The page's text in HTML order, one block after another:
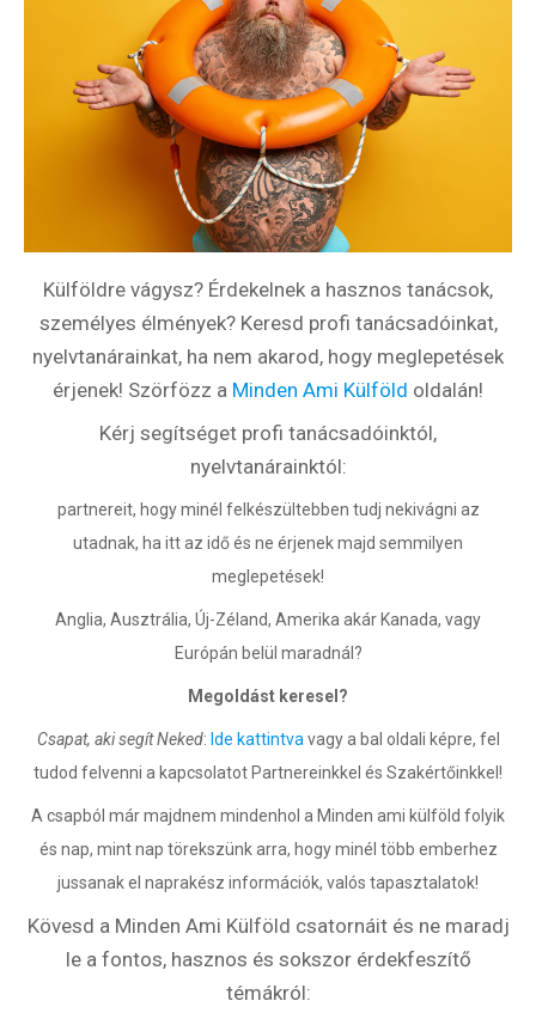
BLOG
Partnerprogram
Oszd meg történeted!
Külföldi munkaajánlatok
Külföldre vágysz? Érdekelnek a hasznos tanácsok,
személyes élmények? Keresd profi tanácsadóinkat,
nyelvtanárainkat, ha nem akarod, hogy meglepetések
érjenek! Szörfözz a Minden Ami Külföld oldalán!
Kérj segítséget profi tanácsadóinktól,
nyelvtanárainktól:
partnereit, hogy minél felkészültebben tudj nekivágni az
utadnak, ha itt az idő és ne érjenek majd semmilyen
meglepetések!
Anglia, Ausztrália, Új-Zéland, Amerika akár Kanada, vagy
Európán belül maradnál?
Megoldást keresel?
Csapat, aki segít Neked: Ide kattintva vagy a bal oldali képre, fel
tudod felvenni a kapcsolatot Partnereinkkel és Szakértőinkkel!
A csapból már majdnem mindenhol a Minden ami külföld folyik
és nap, mint nap törekszünk arra, hogy minél több emberhez
jussanak el naprakész információk, valós tapasztalatok!
Kövesd a Minden Ami Külföld csatornáit és ne maradj
le a fontos, hasznos és sokszor érdekfeszítő
témákról: